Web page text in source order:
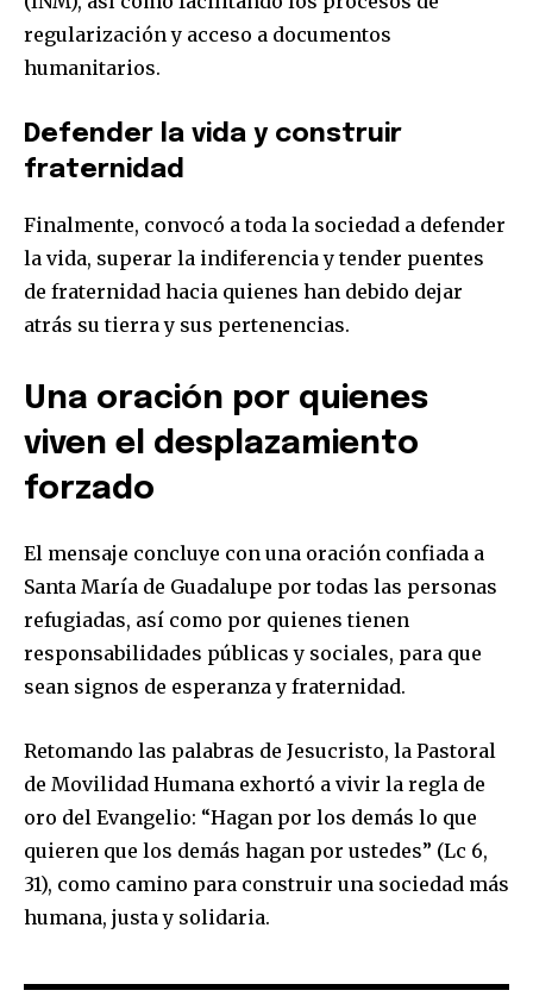
regularización y acceso a documentos
humanitarios.
Defender la vida y construir
fraternidad
Finalmente, convocó a toda la sociedad a defender
la vida, superar la indiferencia y tender puentes
de fraternidad hacia quienes han debido dejar
atrás su tierra y sus pertenencias.
Una oración por quienes
viven el desplazamiento
forzado
El mensaje concluye con una oración confiada a
Santa María de Guadalupe por todas las personas
refugiadas, así como por quienes tienen
responsabilidades públicas y sociales, para que
sean signos de esperanza y fraternidad.
Retomando las palabras de Jesucristo, la Pastoral
de Movilidad Humana exhortó a vivir la regla de
oro del Evangelio: “Hagan por los demás lo que
quieren que los demás hagan por ustedes” (Lc 6,
31), como camino para construir una sociedad más
humana, justa y solidaria.